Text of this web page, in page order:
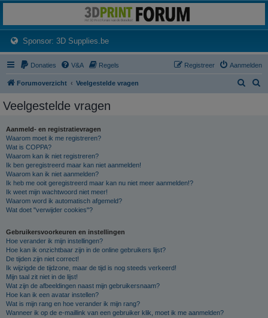
Het 3D print forum van de Benelux na de sluiting van 3dprintforum.nl
Sponsor: 3D Supplies.be(Opens a new tab)
Donaties V&A Regels Aanmelden
Registreer
Forumoverzicht Veelgestelde vragen
Veelgestelde vragen
Aanmeld- en registratievragen
Waarom moet ik me registreren?
Wat is COPPA?
Waarom kan ik niet registreren?
Ik ben geregistreerd maar kan niet aanmelden!
Waarom kan ik niet aanmelden?
Ik heb me ooit geregistreerd maar kan nu niet meer aanmelden!?
Ik weet mijn wachtwoord niet meer!
Waarom word ik automatisch afgemeld?
Wat doet "verwijder cookies"?
Gebruikersvoorkeuren en instellingen
Hoe verander ik mijn instellingen?
Hoe kan ik onzichtbaar zijn in de online gebruikers lijst?
De tijden zijn niet correct!
Ik wijzigde de tijdzone, maar de tijd is nog steeds verkeerd!
Mijn taal zit niet in de lijst!
Wat zijn de afbeeldingen naast mijn gebruikersnaam?
Hoe kan ik een avatar instellen?
Wat is mijn rang en hoe verander ik mijn rang?
Wanneer ik op de e-maillink van een gebruiker klik, moet ik me aanmelden?